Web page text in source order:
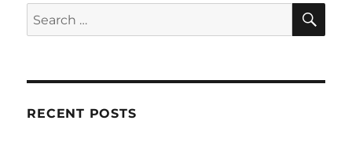
Search
for:
RECENT POSTS